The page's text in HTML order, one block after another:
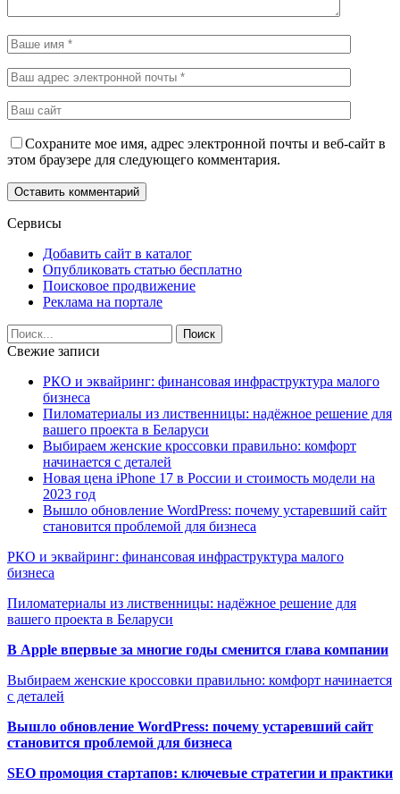
Сохраните мое имя, адрес электронной почты и веб-сайт в
этом браузере для следующего комментария.
Сервисы
Добавить сайт в каталог
Опубликовать статью бесплатно
Поисковое продвижение
Реклама на портале
Свежие записи
РКО и эквайринг: финансовая инфраструктура малого
бизнеса
Пиломатериалы из лиственницы: надёжное решение для
вашего проекта в Беларуси
Выбираем женские кроссовки правильно: комфорт
начинается с деталей
Новая цена iPhone 17 в России и стоимость модели на
2023 год
Вышло обновление WordPress: почему устаревший сайт
становится проблемой для бизнеса
РКО и эквайринг: финансовая инфраструктура малого
бизнеса
Пиломатериалы из лиственницы: надёжное решение для
вашего проекта в Беларуси
В Apple впервые за многие годы сменится глава компании
Выбираем женские кроссовки правильно: комфорт начинается
с деталей
Вышло обновление WordPress: почему устаревший сайт
становится проблемой для бизнеса
SEO промоция стартапов: ключевые стратегии и практики